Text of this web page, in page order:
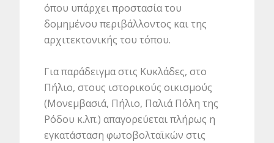
όπου υπάρχει προστασία του
δομημένου περιβάλλοντος και της
αρχιτεκτονικής του τόπου.
Για παράδειγμα στις Κυκλάδες, στο
Πήλιο, στους ιστορικούς οικισμούς
(Μονεμβασιά, Πήλιο, Παλιά Πόλη της
Ρόδου κ.λπ.) απαγορεύεται πλήρως η
εγκατάσταση φωτοβολταϊκών στις